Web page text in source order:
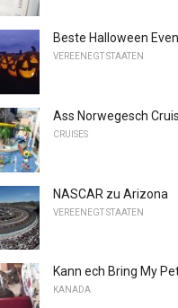
Beste Halloween
VEREENEGT STAATEN
Ass Norwegesch
CRUISES
NASCAR zu Arizona
VEREENEGT STAATEN
Kann ech Bring My
KANADA